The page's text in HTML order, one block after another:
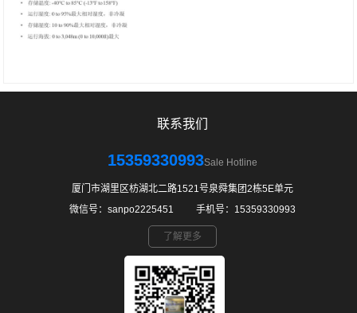
联系我们
15359330993Sale Hotline
厦门市湖里区枋湖北二路1521号泉舜集团2栋5E单元
微信号：sanpo2225451 ㅤ ㅤ手机号：15359330993
了解更多